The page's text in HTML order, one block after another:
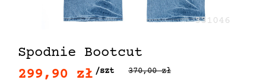
Spodnie Bootcut
331046
299,90 zł /szt 370,00 zł